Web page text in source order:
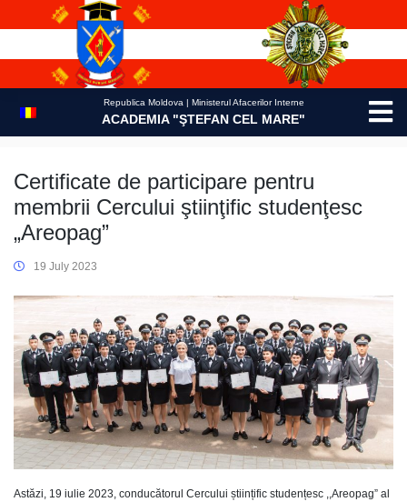
Republica Moldova | Ministerul Afacerilor Interne
ACADEMIA "ŞTEFAN CEL MARE"
Certificate de participare pentru
membrii Cercului ştiinţific studenţesc
„Areopag”
19 July 2023
Astăzi, 19 iulie 2023, conducătorul Cercului științific studențesc ,,Areopag” al